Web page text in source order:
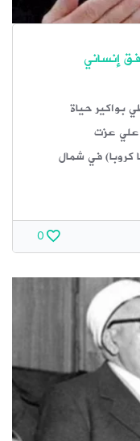
إنساني
بواكير حياة
علي عزت
(بوسانا كروبا) في شمال
0